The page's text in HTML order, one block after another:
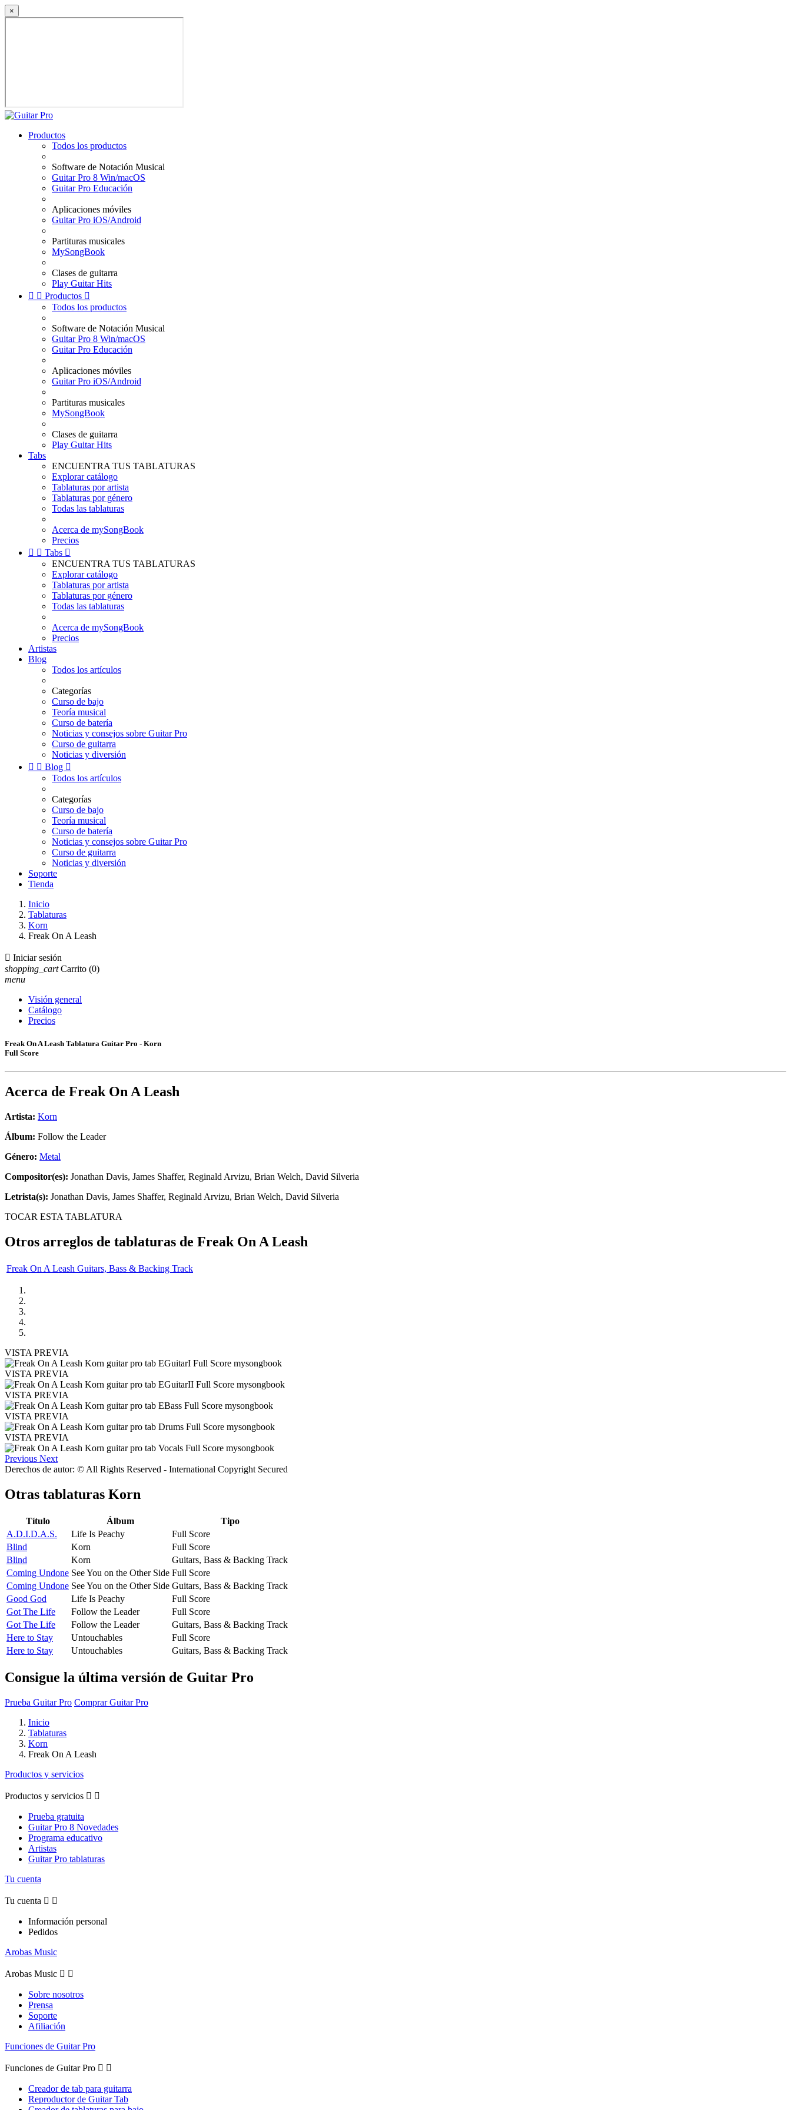
×
Productos
Todos los productos
Software de Notación Musical
Guitar Pro 8 Win/macOS
Guitar Pro Educación
Aplicaciones móviles
Guitar Pro iOS/Android
Partituras musicales
MySongBook
Clases de guitarra
Play Guitar Hits
  Productos 
Todos los productos
Software de Notación Musical
Guitar Pro 8 Win/macOS
Guitar Pro Educación
Aplicaciones móviles
Guitar Pro iOS/Android
Partituras musicales
MySongBook
Clases de guitarra
Play Guitar Hits
Tabs
ENCUENTRA TUS TABLATURAS
Explorar catálogo
Tablaturas por artista
Tablaturas por género
Todas las tablaturas
Acerca de mySongBook
Precios
  Tabs 
ENCUENTRA TUS TABLATURAS
Explorar catálogo
Tablaturas por artista
Tablaturas por género
Todas las tablaturas
Acerca de mySongBook
Precios
Artistas
Blog
Todos los artículos
Categorías
Curso de bajo
Teoría musical
Curso de batería
Noticias y consejos sobre Guitar Pro
Curso de guitarra
Noticias y diversión
  Blog 
Todos los artículos
Categorías
Curso de bajo
Teoría musical
Curso de batería
Noticias y consejos sobre Guitar Pro
Curso de guitarra
Noticias y diversión
Soporte
Tienda
Inicio
Tablaturas
Korn
Freak On A Leash
 Iniciar sesión
shopping_cart Carrito (0)
menu
Visión general
Catálogo
Precios
Freak On A Leash Tablatura Guitar Pro - Korn
Full Score
Acerca de Freak On A Leash
Artista: Korn
Álbum: Follow the Leader
Género: Metal
Compositor(es): Jonathan Davis, James Shaffer, Reginald Arvizu, Brian Welch, David Silveria
Letrista(s): Jonathan Davis, James Shaffer, Reginald Arvizu, Brian Welch, David Silveria
TOCAR ESTA TABLATURA
Otros arreglos de tablaturas de Freak On A Leash
Freak On A Leash Guitars, Bass & Backing Track
VISTA PREVIA
VISTA PREVIA
VISTA PREVIA
VISTA PREVIA
VISTA PREVIA
Previous Next
Derechos de autor: © All Rights Reserved - International Copyright Secured
Otras tablaturas Korn
Título Álbum
Tipo
A.D.I.D.A.S.
Life Is Peachy
Full Score
Blind
Korn
Full Score
Blind
Korn
Guitars, Bass & Backing Track
Coming Undone See You on the Other Side Full Score
Coming Undone See You on the Other Side Guitars, Bass & Backing Track
Good God
Life Is Peachy
Full Score
Got The Life
Follow the Leader
Full Score
Got The Life
Follow the Leader
Guitars, Bass & Backing Track
Here to Stay
Untouchables
Full Score
Here to Stay
Untouchables Guitars, Bass & Backing Track
Consigue la última versión de Guitar Pro
Prueba Guitar Pro Comprar Guitar Pro
Inicio
Tablaturas
Korn
Freak On A Leash
Productos y servicios
Productos y servicios  
Prueba gratuita
Guitar Pro 8 Novedades
Programa educativo
Artistas
Guitar Pro tablaturas
Tu cuenta
Tu cuenta  
Información personal
Pedidos
Arobas Music
Arobas Music  
Sobre nosotros
Prensa
Soporte
Afiliación
Funciones de Guitar Pro
Funciones de Guitar Pro  
Creador de tab para guitarra
Reproductor de Guitar Tab